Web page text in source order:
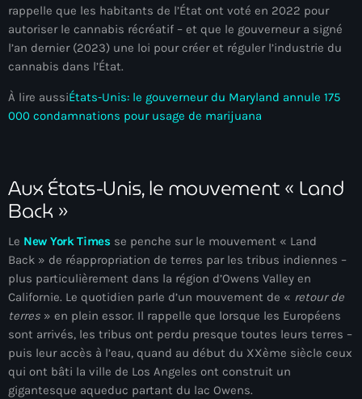
Anse-à-Foleur
Anse-à-Foleur Tags (Standard for category & specific for
story): Haïti
Anse-à-Foleur-Latortue
anti-Haitianism
Antoine Simon Airport of Les Cayes
Antoine Simon International Airport
Antony Blinken
Arabe
Arcahaie
rappelle que les habitants de l’État ont voté en 2022 pour
autoriser le cannabis récréatif – et que le gouverneur a signé
l’an dernier (2023) une loi pour créer et réguler l’industrie du
cannabis dans l’État.
À lire aussiÉtats-Unis: le gouverneur du Maryland annule 175
000 condamnations pour usage de marijuana
Aux États-Unis, le mouvement « Land
Back »
Le New York Times se penche sur le mouvement « Land
Back » de réappropriation de terres par les tribus indiennes –
plus particulièrement dans la région d’Owens Valley en
Californie. Le quotidien parle d’un mouvement de « retour de
terres » en plein essor. Il rappelle que lorsque les Européens
sont arrivés, les tribus ont perdu presque toutes leurs terres –
puis leur accès à l’eau, quand au début du XXème siècle ceux
qui ont bâti la ville de Los Angeles ont construit un
gigantesque aqueduc partant du lac Owens.